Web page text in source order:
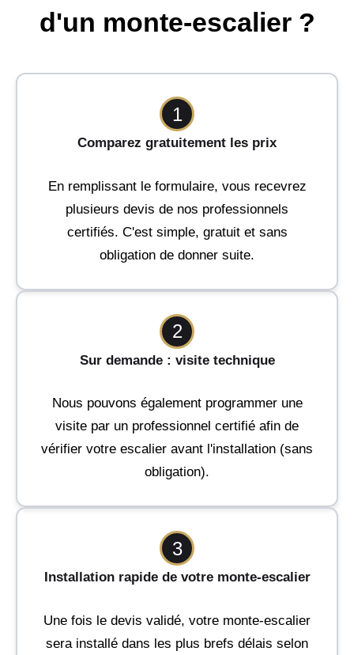
d'un monte-escalier ?
1
Comparez gratuitement les prix
En remplissant le formulaire, vous recevrez
plusieurs devis de nos professionnels
certifiés. C'est simple, gratuit et sans
obligation de donner suite.
2
Sur demande : visite technique
Nous pouvons également programmer une
visite par un professionnel certifié afin de
vérifier votre escalier avant l'installation (sans
obligation).
3
Installation rapide de votre monte-escalier
Une fois le devis validé, votre monte-escalier
sera installé dans les plus brefs délais selon